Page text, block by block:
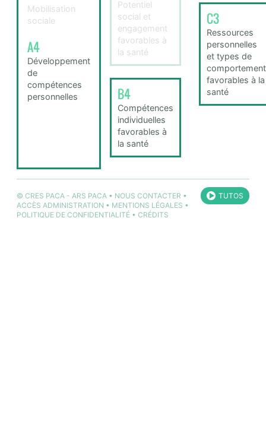
Mobilisation
sociale
A4
Développement
de
compétences
personnelles
Potentiel
social et
engagement
favorables à
la santé
B4
Compétences
individuelles
favorables à
la santé
C3
Ressources
personnelles
et types de
comportement
favorables à la
santé
©CRES PACA - ARS PACA • NOUS CONTACTER •
ACCÈS ADMINISTRATION • MENTIONS LÉGALES •
POLITIQUE DE CONFIDENTIALITÉ •CRÉDITS
TUTOS